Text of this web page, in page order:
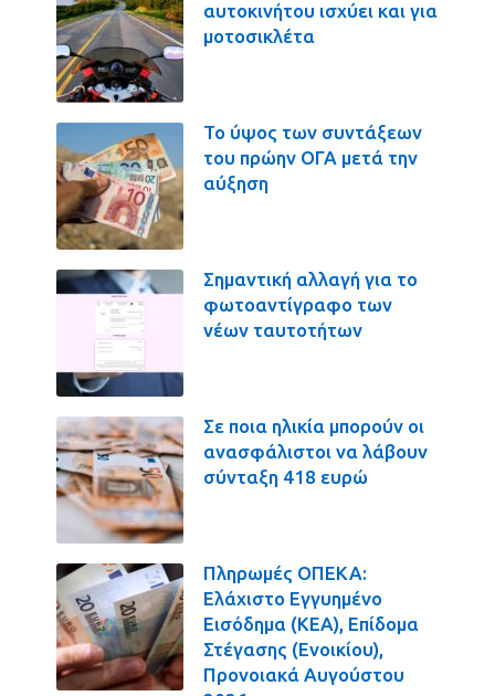
αυτοκινήτου ισχύει και για
μοτοσικλέτα
Το ύψος των συντάξεων
του πρώην ΟΓΑ μετά την
αύξηση
Σημαντική αλλαγή για το
φωτοαντίγραφο των
νέων ταυτοτήτων
Σε ποια ηλικία μπορούν οι
ανασφάλιστοι να λάβουν
σύνταξη 418 ευρώ
Πληρωμές ΟΠΕΚΑ:
Ελάχιστο Εγγυημένο
Εισόδημα (ΚΕΑ), Επίδομα
Στέγασης (Ενοικίου),
Προνοιακά Αυγούστου